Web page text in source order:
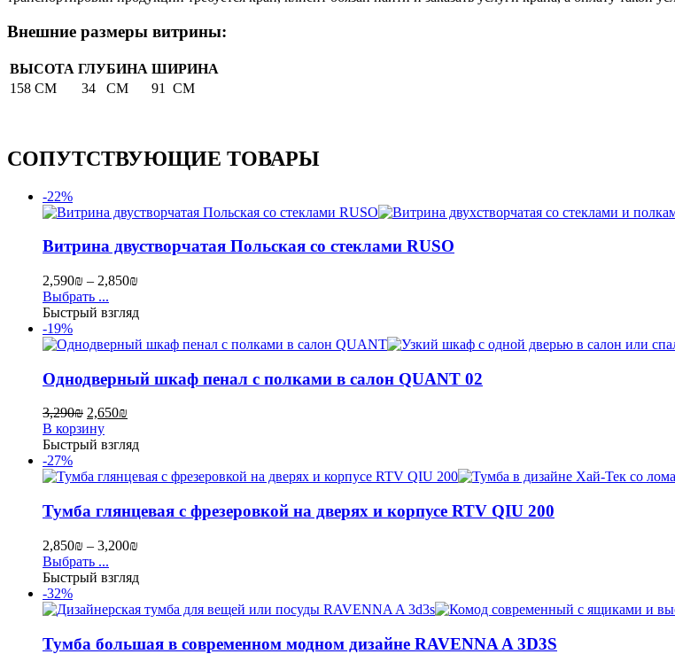
Внешние размеры витрины:
ВЫСОТА ГЛУБИНА ШИРИНА
158 СМ
34 СМ 91 СМ
СОПУТСТВУЮЩИЕ ТОВАРЫ
-22%
Витрина двустворчатая Польская со стеклами RUSO
2,590₪ – 2,850₪
Выбрать ...
Быстрый взгляд
-19%
Однодверный шкаф пенал с полками в салон QUANT 02
3,290₪ 2,650₪
В корзину
Быстрый взгляд
-27%
Тумба глянцевая с фрезеровкой на дверях и корпусе RTV QIU 200
2,850₪ – 3,200₪
Выбрать ...
Быстрый взгляд
-32%
Тумба большая в современном модном дизайне RAVENNA A 3D3S